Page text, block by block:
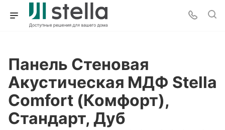
Панель Стеновая
Акустическая МДФ Stella
Comfort (Комфорт),
Стандарт, Дуб